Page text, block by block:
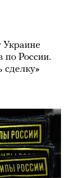
по России.
сделку»